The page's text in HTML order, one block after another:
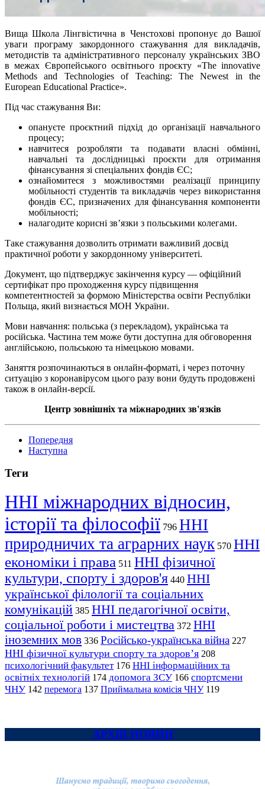
Вища Школа Лінгвістична в Ченстохові пропонує до Вашої
уваги програму закордонного стажування для викладачів,
методистів та адміністративного персоналу українських ЗВО
в межах Європейського освітнього проєкту «The innovative
Methods and Technologies of Teaching: The Newest in the
European Educational Practice».
Під час стажування Ви:
опануєте проєктний підхід до організації навчального
процесу;
навчитеся розробляти та подавати власні обмінні,
навчальні та дослідницькі проєкти для отримання
фінансування зі спеціальних фондів ЄС;
ознайомитеся з можливостями реалізації принципу
мобільності студентів та викладачів через використання
фондів ЄС, призначених для фінансування компоненти
мобільності;
налагодите корисні зв’язки з польськими колегами.
Таке стажування дозволить отримати важливий досвід
практичної роботи у закордонному університеті.
Документ, що підтверджує закінчення курсу — офіційний
сертифікат про проходження курсу підвищення
компетентностей за формою Міністерства освіти Республіки
Польща, який визнається МОН України.
Мови навчання: польська (з перекладом), українська та
російська. Частина тем може бути доступна для обговорення
англійською, польською та німецькою мовами.
Заняття розпочинаються в онлайн-форматі, і через поточну
ситуацію з коронавірусом цього разу вони будуть продовжені
також в онлайн-версії.
Центр зовнішніх та міжнародних зв'язків
Попередня
Наступна
Теги
ННІ міжнародних відносин,
історії та філософії 796 ННІ
природничих та аграрних наук 570 ННІ
економіки і права 511 ННІ фізичної
культури, спорту і здоров'я 440 ННІ
української філології та соціальних
комунікацій 385 ННІ педагогічної освіти,
соціальної роботи і мистецтва 372 ННІ
іноземних мов 336 Російсько-українська війна 227
ННІ фізичної культури спорту та здоров’я 208
психологічний факультет 176 ННІ інформаційних та
освітніх технологій 174 допомога ЗСУ 166 спортсмени
ЧНУ 142 перемога 137 Приймальна комісія ЧНУ 119
АРХІВ НОВИН